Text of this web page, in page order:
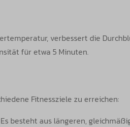
verbessert die
für etwa 5 Minuten.
Fitnessziele zu erreichen:
besteht aus längeren,